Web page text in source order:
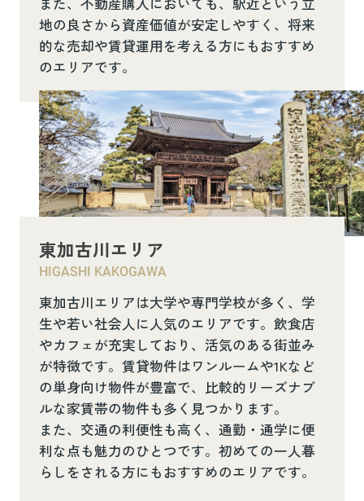
地の良さから資産価値が安定しやすく、将来
的な売却や賃貸運用を考える方にもおすすめ
のエリアです。
東加古川エリア
HIGASHI KAKOGAWA
東加古川エリアは大学や専門学校が多く、学
生や若い社会人に人気のエリアです。飲食店
やカフェが充実しており、活気のある街並み
が特徴です。賃貸物件はワンルームや1Kなど
の単身向け物件が豊富で、比較的リーズナブ
ルな家賃帯の物件も多く見つかります。
また、交通の利便性も高く、通勤・通学に便
利な点も魅力のひとつです。初めての一人暮
らしをされる方にもおすすめのエリアです。